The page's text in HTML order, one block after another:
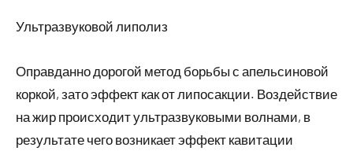
Ультразвуковой липолиз
Оправданно дорогой метод борьбы с апельсиновой
коркой, зато эффект как от липосакции. Воздействие
на жир происходит ультразвуковыми волнами, в
результате чего возникает эффект кавитации